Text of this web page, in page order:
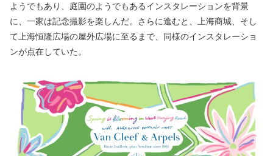
ようでもあり、庭園のようでもあるインスタレーションを背景
に、一家は記念撮影を楽しんだ。さらに進むと、上海商城、そし
て上海恒隆広場の屋外広場に至るまで、同様のインスタレーショ
ンが点在していた。